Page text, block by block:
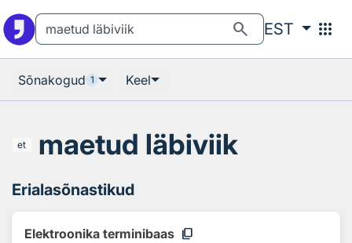
search EST apps
Sõnakogud 1 Keel
et maetud läbiviik
Erialasõnastikud
Elektroonika terminibaas content_copy